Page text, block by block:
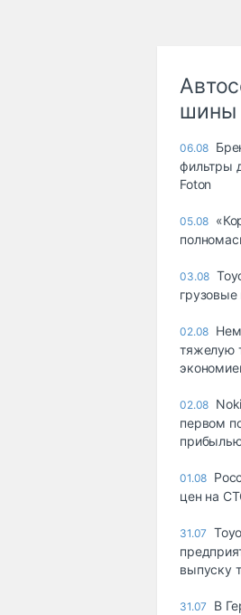
шины
06.08
фильтры
Foton
05.08
03.08
02.08
тяжелую
02.08
первом
01.08
цен на
31.07
выпуску
31.07
В